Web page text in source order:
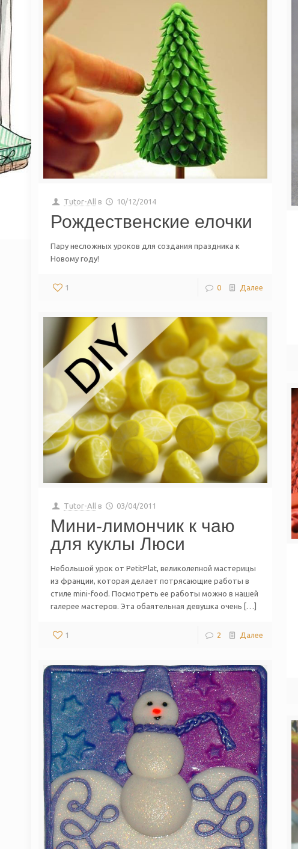
Tutor-All в 10/12/2014
Рождественские елочки
Пару несложных уроков для создания праздника к
Новому году!
1 0 Далее
Tutor-All в 03/04/2011
Мини-лимончик к чаю
для куклы Люси
Небольшой урок от PetitPlat, великолепной мастерицы
из франции, которая делает потрясающие работы в
стиле mini-food. Посмотреть ее работы можно в нашей
галерее мастеров. Эта обаятельная девушка очень […]
1 2 Далее